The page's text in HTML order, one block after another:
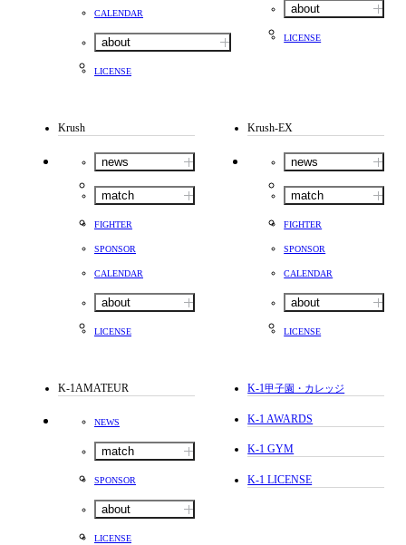
CALENDAR
about
LICENSE
about
LICENSE
Krush
news
match
FIGHTER
SPONSOR
CALENDAR
about
LICENSE
Krush-EX
news
match
FIGHTER
SPONSOR
CALENDAR
about
LICENSE
K-1AMATEUR
NEWS
match
SPONSOR
about
LICENSE
K-1甲子園・カレッジ
K-1 AWARDS
K-1 GYM
K-1 LICENSE